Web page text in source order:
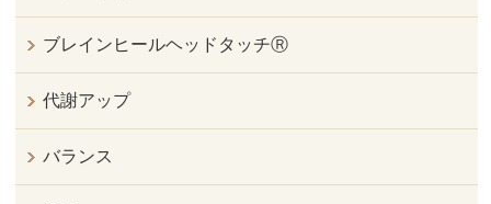
ブレインヒールヘッドタッチⓇ
代謝アップ
バランス